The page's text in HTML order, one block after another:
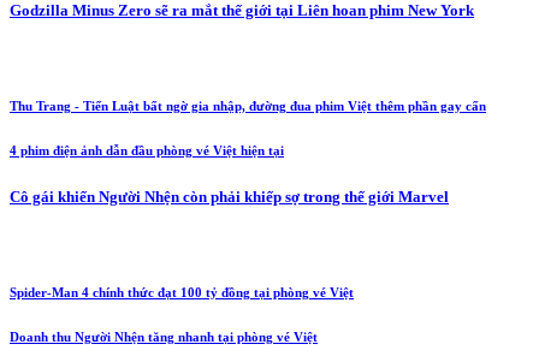
Godzilla Minus Zero sẽ ra mắt thế giới tại Liên hoan phim New York
Thu Trang - Tiến Luật bất ngờ gia nhập, đường đua phim Việt thêm phần gay cấn
4 phim điện ảnh dẫn đầu phòng vé Việt hiện tại
Cô gái khiến Người Nhện còn phải khiếp sợ trong thế giới Marvel
Spider-Man 4 chính thức đạt 100 tỷ đồng tại phòng vé Việt
Doanh thu Người Nhện tăng nhanh tại phòng vé Việt